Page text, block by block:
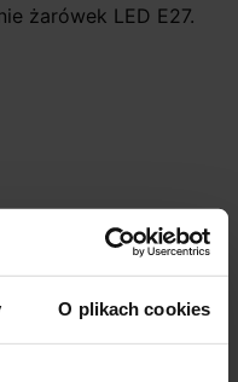
O plikach cookies
żarówek LED E27.